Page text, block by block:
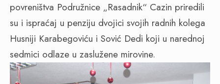
povreništva Podružnice „Rasadnik“ Cazin priredili
su i ispraćaj u penziju dvojici svojih radnih kolega
Husniji Karabegoviću i Sović Dedi koji u narednoj
sedmici odlaze u zaslužene mirovine.